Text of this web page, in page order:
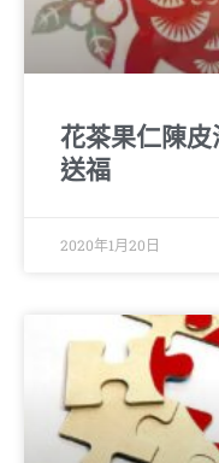
花茶果仁陳
送福
2020年1月20日